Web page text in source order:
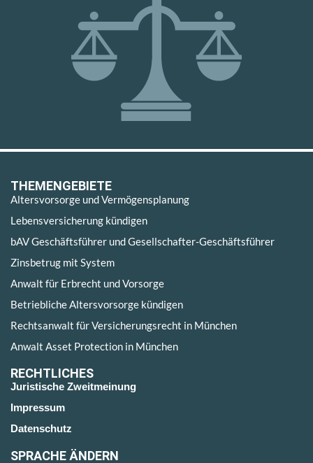
THEMENGEBIETE
Altersvorsorge und Vermögensplanung
Lebensversicherung kündigen
bAV Geschäftsführer und Gesellschafter-Geschäftsführer
Zinsbetrug mit System
Anwalt für Erbrecht und Vorsorge
Betriebliche Altersvorsorge kündigen
Rechtsanwalt für Versicherungsrecht in München
Anwalt Asset Protection in München
RECHTLICHES
Juristische Zweitmeinung
Impressum
Datenschutz
SPRACHE ÄNDERN